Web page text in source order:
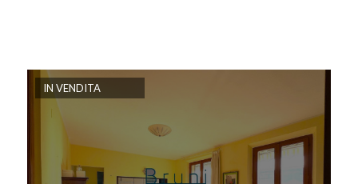
IN VENDITA